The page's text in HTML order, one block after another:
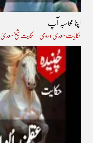
اپنا محاسبہ آپ
حکایات سعدی و رومی حکایت شیخ سعدیؒ